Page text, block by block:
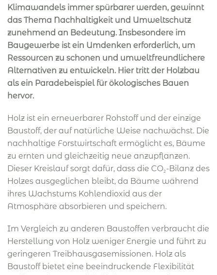
Klimawandels immer spürbarer werden, gewinnt
das Thema Nachhaltigkeit und Umweltschutz
zunehmend an Bedeutung. Insbesondere im
Baugewerbe ist ein Umdenken erforderlich, um
Ressourcen zu schonen und umweltfreundlichere
Alternativen zu entwickeln. Hier tritt der Holzbau
als ein Paradebeispiel für ökologisches Bauen
hervor.
Holz ist ein erneuerbarer Rohstoff und der einzige
Baustoff, der auf natürliche Weise nachwächst. Die
nachhaltige Forstwirtschaft ermöglicht es, Bäume
zu ernten und gleichzeitig neue anzupflanzen.
Dieser Kreislauf sorgt dafür, dass die CO₂-Bilanz des
Holzes ausgeglichen bleibt, da Bäume während
ihres Wachstums Kohlendioxid aus der
Atmosphäre absorbieren und speichern.
Im Vergleich zu anderen Baustoffen verbraucht die
Herstellung von Holz weniger Energie und führt zu
geringeren Treibhausgasemissionen. Holz als
Baustoff bietet eine beeindruckende Flexibilität